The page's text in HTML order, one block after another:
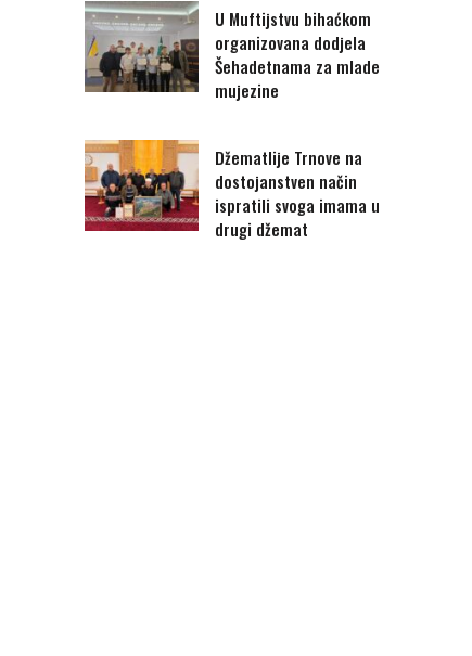
U Muftijstvu bihaćkom
organizovana dodjela
Šehadetnama za mlade
mujezine
Džematlije Trnove na
dostojanstven način
ispratili svoga imama u
drugi džemat